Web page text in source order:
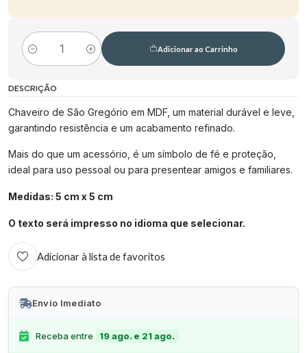
Quantidade
Adicionar ao Carrinho
DESCRIÇÃO
Chaveiro de São Gregório em MDF, um material durável e leve,
garantindo resistência e um acabamento refinado.
Mais do que um acessório, é um símbolo de fé e proteção,
ideal para uso pessoal ou para presentear amigos e familiares.
Medidas: 5 cm x 5 cm
O texto será impresso no idioma que selecionar.
Adicionar à lista de favoritos
Envio Imediato
Receba entre 19 ago. e 21 ago.